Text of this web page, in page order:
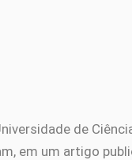
de
em um artigo